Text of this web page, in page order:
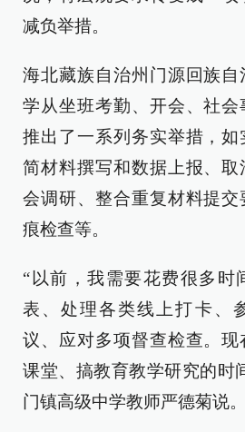
减负举措。
海北藏族自治州门源回族自
学从坐班考勤、开会、社
推出了一系列务实举措，
简材料撰写和数据上报、
会调研、整合重复材料提交
痕检查等。
“以前，我需要花费很多时
表、处理各类线上打卡、
议、应对多项督查检查。
课堂、搞教育教学研究的时
门镇高级中学教师严德菊说。